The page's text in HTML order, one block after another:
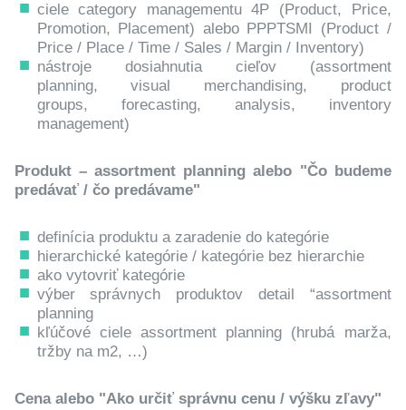
ciele category managementu 4P (Product, Price,
Promotion, Placement) alebo PPPTSMI (Product /
Price / Place / Time / Sales / Margin / Inventory)
nástroje dosiahnutia cieľov (assortment
planning, visual merchandising, product
groups, forecasting, analysis, inventory
management)
Produkt – assortment planning alebo "Čo budeme
predávať / čo predávame"
definícia produktu a zaradenie do kategórie
hierarchické kategórie / kategórie bez hierarchie
ako vytovriť kategórie
výber správnych produktov detail “assortment
planning
kľúčové ciele assortment planning (hrubá marža,
tržby na m2, …)
Cena alebo "Ako určiť správnu cenu / výšku zľavy"